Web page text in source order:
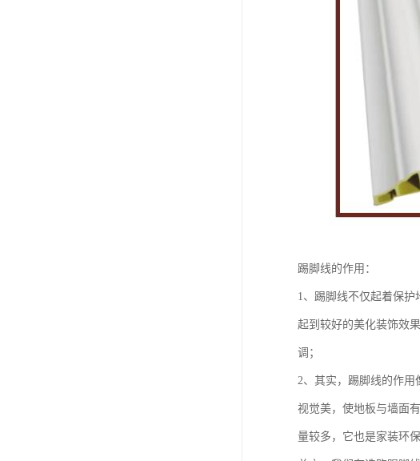
踢脚线的作用：
1、踢脚线不仅起着保
起到较好的美化装饰效
调；
2、其实，踢脚线的作
视觉美，使地板与墙面
量较多，它也是家装环